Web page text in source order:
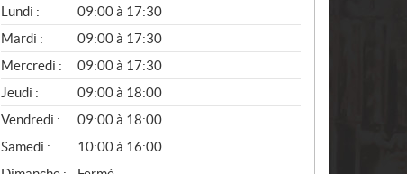
G
É
N
É
R
A
L
Lundi :
09:00 à 17:30
Mardi :
09:00 à 17:30
Mercredi :
09:00 à 17:30
Jeudi :
09:00 à 18:00
Vendredi :
09:00 à 18:00
Samedi :
10:00 à 16:00